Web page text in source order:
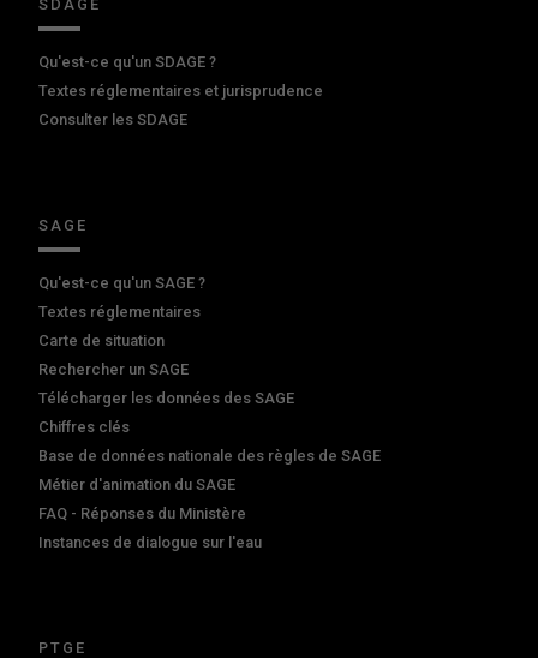
SDAGE
Qu'est-ce qu'un SDAGE ?
Textes réglementaires et jurisprudence
Consulter les SDAGE
SAGE
Qu'est-ce qu'un SAGE ?
Textes réglementaires
Carte de situation
Rechercher un SAGE
Télécharger les données des SAGE
Chiffres clés
Base de données nationale des règles de SAGE
Métier d'animation du SAGE
FAQ - Réponses du Ministère
Instances de dialogue sur l'eau
PTGE